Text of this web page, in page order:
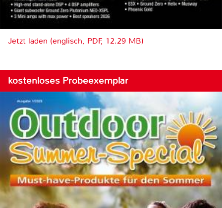
Jetzt laden (englisch, PDF, 12.29 MB)
kostenloses Probeexemplar